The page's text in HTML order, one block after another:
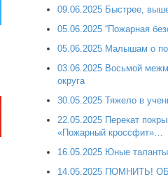
09.06.2025 Быстрее,
05.06.2025 “Пожарная
05.06.2025 Малышам о
03.06.2025 Восьмой
округа
30.05.2025 Тяжело в
22.05.2025 Перекат
«Пожарный кроссфит»…
16.05.2025 Юные таланты
14.05.2025 ПОМНИТЬ!